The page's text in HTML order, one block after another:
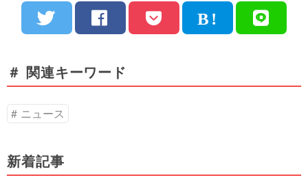
＃ 関連キーワード
ニュース
新着記事